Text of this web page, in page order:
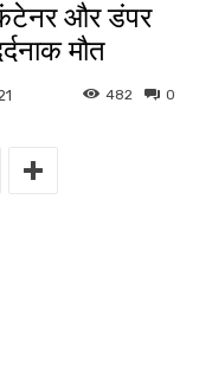
और डंपर
मौत
0
482